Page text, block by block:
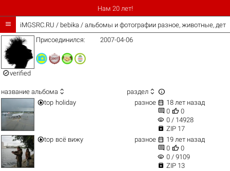
Нам 20 лет!
 iMGSRC.RU / bebika / альбомы и фотографии разное, животные, дети
verified
Присоединился: 2007-04-06
название альбома  раздел  
top holiday разное  18 лет назад
 0  0
visibility 0 / 14928
 ZIP 17
top всё вижу разное  19 лет назад
 0  0
visibility 0 / 9109
 ZIP 13